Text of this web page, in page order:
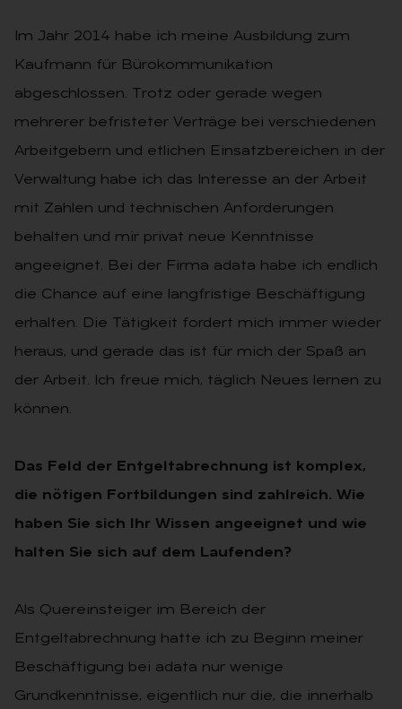
Im Jahr 2014 habe ich meine Ausbildung zum
Kaufmann für Bürokommunikation
abgeschlossen. Trotz oder gerade wegen
mehrerer befristeter Verträge bei verschiedenen
Arbeitgebern und etlichen Einsatzbereichen in der
Verwaltung habe ich das Interesse an der Arbeit
mit Zahlen und technischen Anforderungen
behalten und mir privat neue Kenntnisse
angeeignet. Bei der Firma adata habe ich endlich
die Chance auf eine langfristige Beschäftigung
erhalten. Die Tätigkeit fordert mich immer wieder
heraus, und gerade das ist für mich der Spaß an
der Arbeit. Ich freue mich, täglich Neues lernen zu
können.
Das Feld der Entgeltabrechnung ist komplex,
die nötigen Fortbildungen sind zahlreich. Wie
haben Sie sich Ihr Wissen angeeignet und wie
halten Sie sich auf dem Laufenden?
Als Quereinsteiger im Bereich der
Entgeltabrechnung hatte ich zu Beginn meiner
Beschäftigung bei adata nur wenige
Grundkenntnisse, eigentlich nur die, die innerhalb